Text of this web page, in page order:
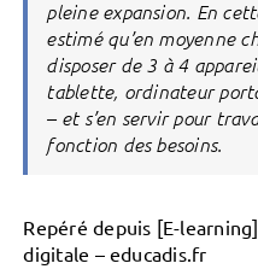
pleine expansion. En
estimé qu’en moyenne
disposer de 3 à 4
tablette, ordinateur
– et s’en servir pour
fonction des besoins.
Repéré depuis [E-
digitale – educadis.fr